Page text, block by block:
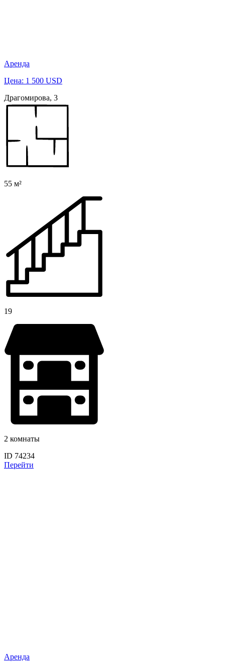
Аренда
Цена: 1 500 USD
Драгомирова, 3
55 м²
19
2 комнаты
ID 74234
Перейти
Аренда